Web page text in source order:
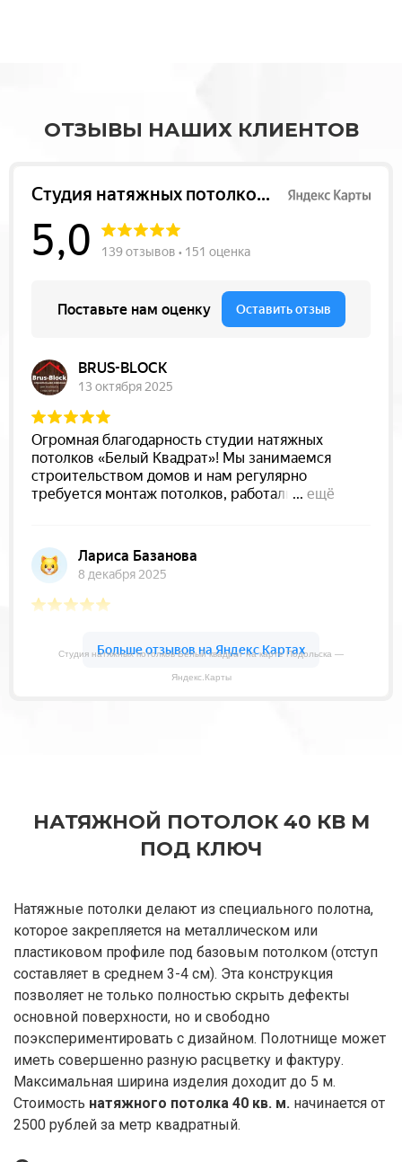
ОТЗЫВЫ НАШИХ КЛИЕНТОВ
Студия натяжных потолков Белый квадрат на карте Подольска —
Яндекс.Карты
НАТЯЖНОЙ ПОТОЛОК 40 КВ М
ПОД КЛЮЧ
Натяжные потолки делают из специального полотна,
которое закрепляется на металлическом или
пластиковом профиле под базовым потолком (отступ
составляет в среднем 3-4 см). Эта конструкция
позволяет не только полностью скрыть дефекты
основной поверхности, но и свободно
поэкспериментировать с дизайном. Полотнище может
иметь совершенно разную расцветку и фактуру.
Максимальная ширина изделия доходит до 5 м.
Стоимость натяжного потолка 40 кв. м. начинается от
2500 рублей за метр квадратный.